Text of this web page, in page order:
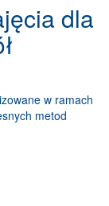
dla
w ramach
metod